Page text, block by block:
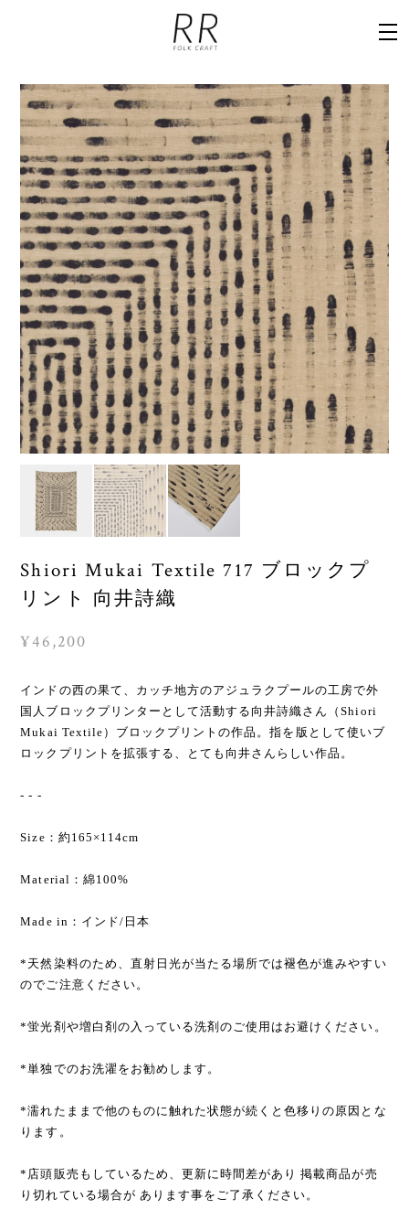
Shiori Mukai Textile 717 ブロックプ
リント 向井詩織
¥46,200
インドの西の果て、カッチ地方のアジュラクプールの工房で外
国人ブロックプリンターとして活動する向井詩織さん（Shiori
Mukai Textile）ブロックプリントの作品。指を版として使いブ
ロックプリントを拡張する、とても向井さんらしい作品。
- - -
Size：約165×114cm
Material：綿100%
Made in：インド/日本
*天然染料のため、直射日光が当たる場所では褪色が進みやすい
のでご注意ください。
*蛍光剤や増白剤の入っている洗剤のご使用はお避けください。
*単独でのお洗濯をお勧めします。
*濡れたままで他のものに触れた状態が続くと色移りの原因とな
ります。
*店頭販売もしているため、更新に時間差があり 掲載商品が売
り切れている場合が あります事をご了承ください。